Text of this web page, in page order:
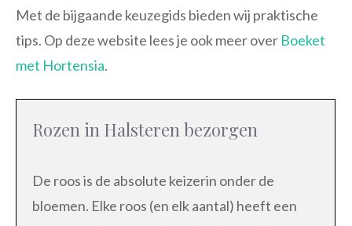
Met de bijgaande keuzegids bieden wij praktische
tips. Op deze website lees je ook meer over Boeket
met Hortensia.
Rozen in Halsteren bezorgen
De roos is de absolute keizerin onder de
bloemen. Elke roos (en elk aantal) heeft een